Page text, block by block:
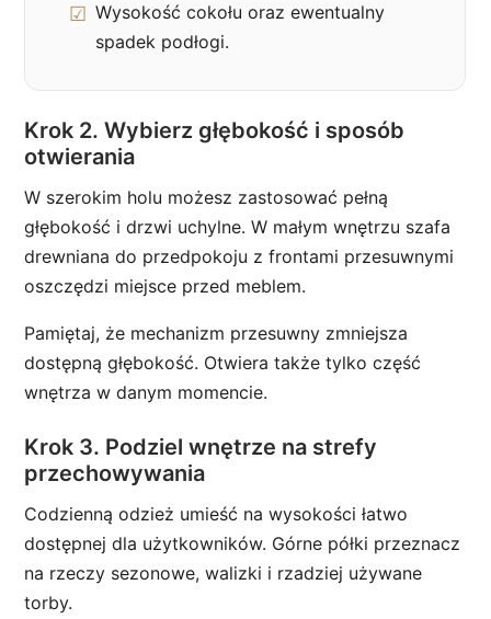
Wysokość cokołu oraz ewentualny
spadek podłogi.
Krok 2. Wybierz głębokość i sposób
otwierania
W szerokim holu możesz zastosować pełną
głębokość i drzwi uchylne. W małym wnętrzu szafa
drewniana do przedpokoju z frontami przesuwnymi
oszczędzi miejsce przed meblem.
Pamiętaj, że mechanizm przesuwny zmniejsza
dostępną głębokość. Otwiera także tylko część
wnętrza w danym momencie.
Krok 3. Podziel wnętrze na strefy
przechowywania
Codzienną odzież umieść na wysokości łatwo
dostępnej dla użytkowników. Górne półki przeznacz
na rzeczy sezonowe, walizki i rzadziej używane
torby.